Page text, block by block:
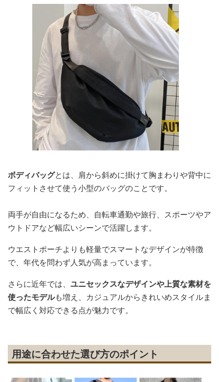
ボディバッグとは、肩から斜めに掛けて胸まわりや背中に
フィットさせて使う小型のバッグのことです。
両手が自由になるため、自転車通勤や旅行、スポーツやア
ウトドアなど幅広いシーンで活躍します。
ウエストポーチよりも軽量でスマートなデザインが特徴
で、年代を問わず人気が高まっています。
さらに近年では、 ユニセックスなデザインや上質な素材を
使ったモデルも増え、カジュアルからきれいめスタイルま
で幅広く対応できる点が魅力です。
用途に合わせた選び方のポイント